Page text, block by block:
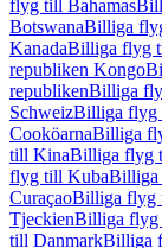
flyg till Bahamas
BotswanaBilliga
KanadaBilliga flyg
republiken Kongo
republikenBilliga
SchweizBilliga flyg
CooköarnaBilliga
till KinaBilliga flyg
flyg till KubaBilliga
CuraçaoBilliga flyg
TjeckienBilliga flyg
till DanmarkBilliga